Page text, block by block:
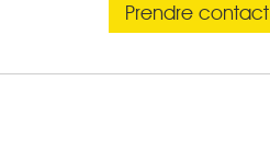
Prendre contact